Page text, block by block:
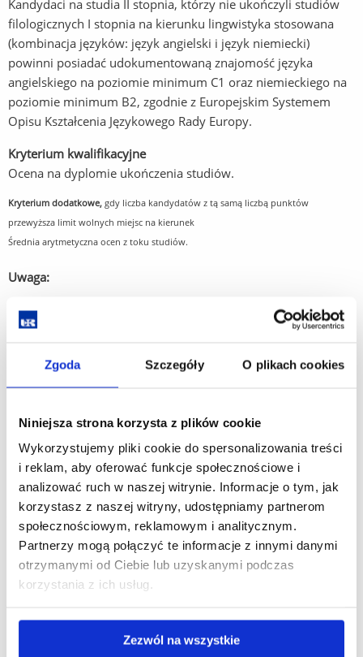
Zgoda Szczegóły O plikach cookies
Niniejsza strona korzysta z plików cookie
Wykorzystujemy pliki cookie do spersonalizowania treści
i reklam, aby oferować funkcje społecznościowe i
analizować ruch w naszej witrynie. Informacje o tym, jak
korzystasz z naszej witryny, udostępniamy partnerom
społecznościowym, reklamowym i analitycznym.
Partnerzy mogą połączyć te informacje z innymi danymi
otrzymanymi od Ciebie lub uzyskanymi podczas
korzystania z ich usług.
Zezwól na wszystkie
Kandydaci na studia II stopnia, którzy nie ukończyli studiów
filologicznych I stopnia na kierunku lingwistyka stosowana
(kombinacja języków: język angielski i język niemiecki)
powinni posiadać udokumentowaną znajomość języka
angielskiego na poziomie minimum C1 oraz niemieckiego na
poziomie minimum B2, zgodnie z Europejskim Systemem
Opisu Kształcenia Językowego Rady Europy.
Kryterium kwalifikacyjne
Ocena na dyplomie ukończenia studiów.
Kryterium dodatkowe, gdy liczba kandydatów z tą samą liczbą punktów
przewyższa limit wolnych miejsc na kierunek
Średnia arytmetyczna ocen z toku studiów.
Uwaga:
Certyfikaty językowe i dokumenty poświadczające biegłość
językową:
Język angielski:
C1 Advanced (CAE), C2 Proficiency (CPE),
of English General, Pearson Test of English Academic,
Education Development International (EDI) oraz Test of
English as a Foreign Language TOEFL, certyfikaty British
Council i równoważne.
Język niemiecki:Zertifikat Deutsch (ZD; ÖSD), Zertifikat
Deutsch für den Beruf (ZDfB), Zentrale Mittelstufenprüfung
(ZMP), Oberstufe Deutsch (OD), Österreichisches
Sprachdiplom Mittelstufe (ÖSD-Mittelstufe), Zentrale
Oberstufenprüfung (ZOP), Prüfung Wirtschaftsdeutsch
Sprachdiplom I lub II (DSD I/II), TELC, certyfikaty Goethe